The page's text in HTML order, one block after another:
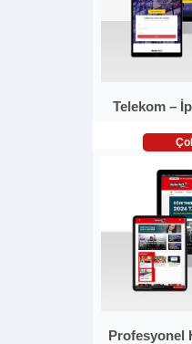
Telekom –
Profesyonel